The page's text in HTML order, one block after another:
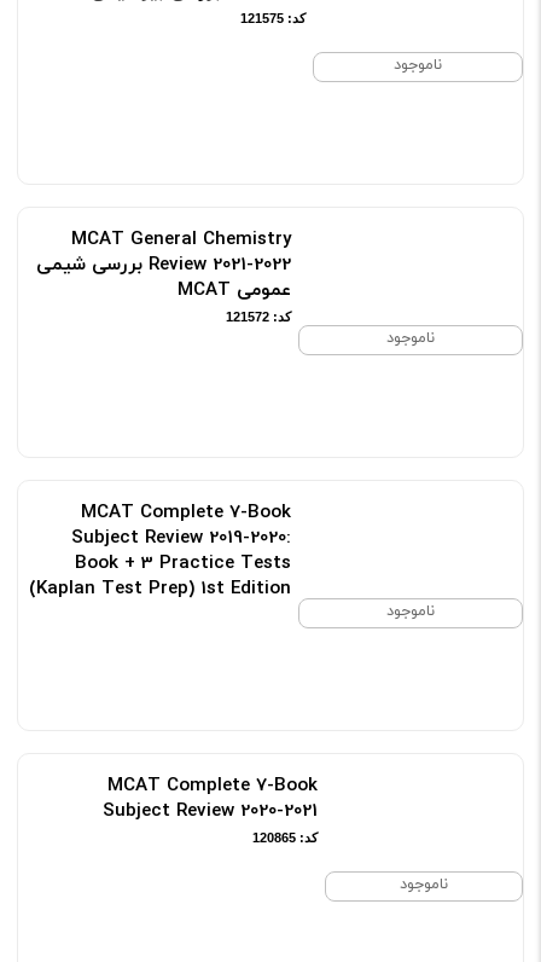
ناموجود
کد: 121575
ناموجود
MCAT General Chemistry
Review 2021-2022 بررسی شیمی
عمومی MCAT
کد: 121572
ناموجود
MCAT Complete 7-Book
Subject Review 2019-2020:
Book + 3 Practice Tests
(Kaplan Test Prep) 1st Edition
ناموجود
MCAT Complete 7-Book
Subject Review 2020-2021
کد: 120865